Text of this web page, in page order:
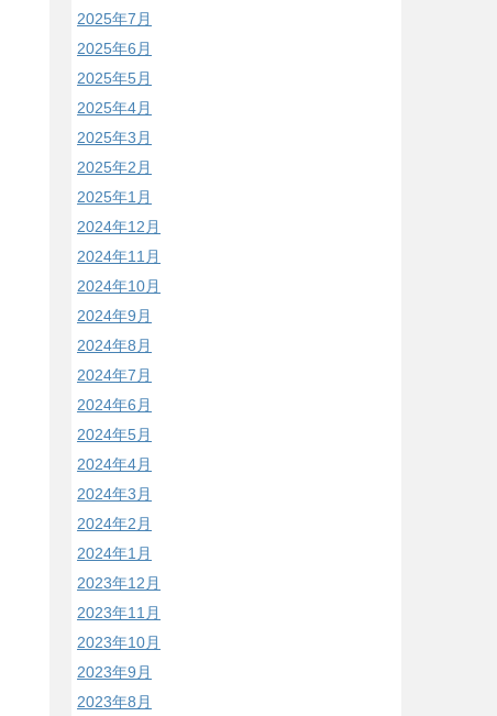
2025年7月
2025年6月
2025年5月
2025年4月
2025年3月
2025年2月
2025年1月
2024年12月
2024年11月
2024年10月
2024年9月
2024年8月
2024年7月
2024年6月
2024年5月
2024年4月
2024年3月
2024年2月
2024年1月
2023年12月
2023年11月
2023年10月
2023年9月
2023年8月